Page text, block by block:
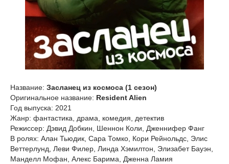
Название: Засланец из космоса (1 сезон)
Оригинальное название: Resident Alien
Год выпуска: 2021
Жанр: фантастика, драма, комедия, детектив
Режиссер: Дэвид Добкин, Шеннон Коли, Дженнифер Фанг
В ролях: Алан Тьюдик, Сара Томко, Кори Рейнольдс, Элис
Веттерлунд, Леви Филер, Линда Хэмилтон, Элизабет Бауэн,
Манделл Мофан, Алекс Барима, Дженна Ламия